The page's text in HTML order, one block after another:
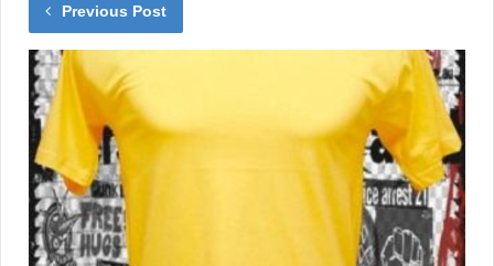
Previous Post